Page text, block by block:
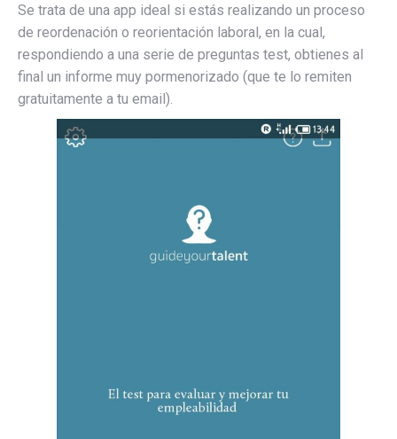
Se trata de una app ideal si estás realizando un proceso
de reordenación o reorientación laboral, en la cual,
respondiendo a una serie de preguntas test, obtienes al
final un informe muy pormenorizado (que te lo remiten
gratuitamente a tu email).